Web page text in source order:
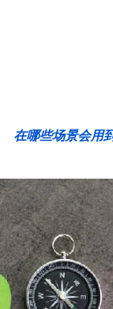
在哪些场景会用